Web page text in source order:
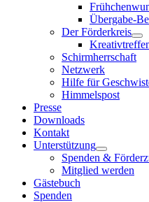
Übergabe-
Der Förderkreis
Schirmherrschaft
Netzwerk
Hilfe für
Himmelspost
Presse
Downloads
Kontakt
Unterstützung
Spenden &
Mitglied werden
Gästebuch
Spenden